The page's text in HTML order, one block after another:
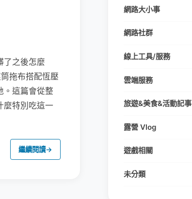
了之後怎麼
拖布搭配恆壓
。這篇會從整
麼特別吃這一
繼續閱讀→
網路大小事
網路社群
線上工具/服務
雲端服務
旅遊&美食&活動記事
露營 Vlog
遊戲相關
未分類